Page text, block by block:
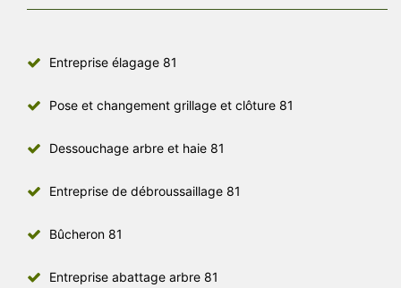
Entreprise élagage 81
Pose et changement grillage et clôture 81
Dessouchage arbre et haie 81
Entreprise de débroussaillage 81
Bûcheron 81
Entreprise abattage arbre 81